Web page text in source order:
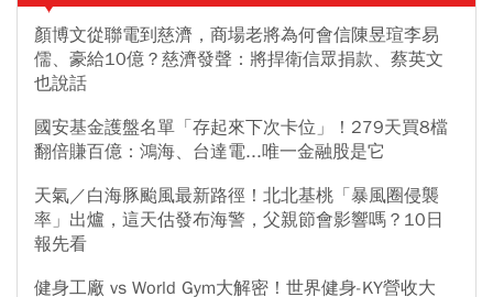
顏博文從聯電到慈濟，商場老將為何會信陳昱瑄李易
儒、豪給10億？慈濟發聲：將捍衛信眾捐款、蔡英文
也說話
國安基金護盤名單「存起來下次卡位」！279天買8檔
翻倍賺百億：鴻海、台達電...唯一金融股是它
天氣／白海豚颱風最新路徑！北北基桃「暴風圈侵襲
率」出爐，這天估發布海警，父親節會影響嗎？10日
報先看
健身工廠 vs World Gym大解密！世界健身-KY營收大